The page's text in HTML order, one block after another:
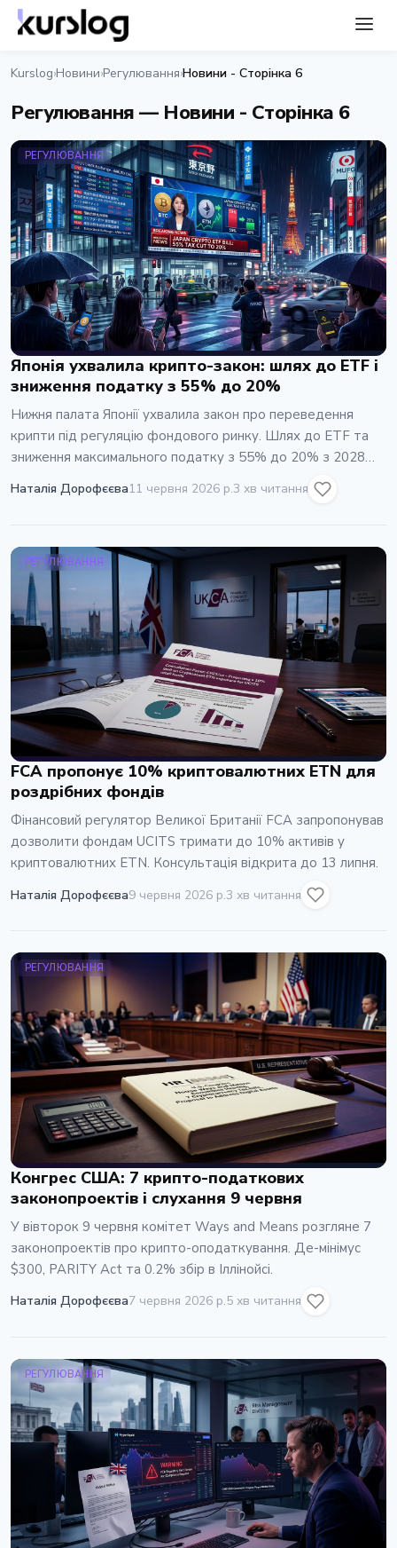
Kurslog›Новини›Регулювання›Новини - Сторінка 6
Регулювання — Новини - Сторінка 6
РЕГУЛЮВАННЯ
Японія ухвалила крипто-закон: шлях до ETF і
зниження податку з 55% до 20%
Нижня палата Японії ухвалила закон про переведення
крипти під регуляцію фондового ринку. Шлях до ETF та
зниження максимального податку з 55% до 20% з 2028
Наталія Дорофєєва11 червня 2026 р.3 хв читання
РЕГУЛЮВАННЯ
FCA пропонує 10% криптовалютних ETN для
роздрібних фондів
Фінансовий регулятор Великої Британії FCA запропонував
дозволити фондам UCITS тримати до 10% активів у
криптовалютних ETN. Консультація відкрита до 13 липня.
Наталія Дорофєєва9 червня 2026 р.3 хв читання
РЕГУЛЮВАННЯ
Конгрес США: 7 крипто-податкових
законопроектів і слухання 9 червня
У вівторок 9 червня комітет Ways and Means розгляне 7
законопроектів про крипто-оподаткування. Де-мінімус
$300, PARITY Act та 0.2% збір в Іллінойсі.
Наталія Дорофєєва7 червня 2026 р.5 хв читання
РЕГУЛЮВАННЯ